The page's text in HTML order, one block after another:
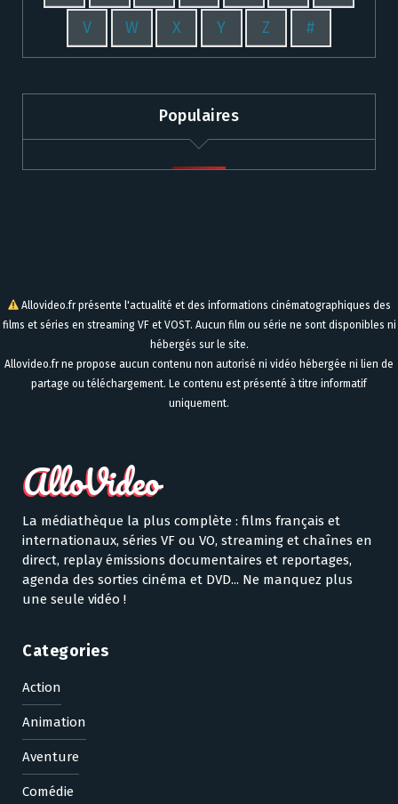
V W X Y Z #
Populaires
Allovideo.fr présente l'actualité et des informations cinématographiques des
films et séries en streaming VF et VOST. Aucun film ou série ne sont disponibles ni
hébergés sur le site.
Allovideo.fr ne propose aucun contenu non autorisé ni vidéo hébergée ni lien de
partage ou téléchargement. Le contenu est présenté à titre informatif
uniquement.
La médiathèque la plus complète : films français et
internationaux, séries VF ou VO, streaming et chaînes en
direct, replay émissions documentaires et reportages,
agenda des sorties cinéma et DVD... Ne manquez plus
une seule vidéo !
Categories
Action
Animation
Aventure
Comédie